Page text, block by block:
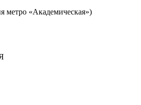
метро «Академическая»)